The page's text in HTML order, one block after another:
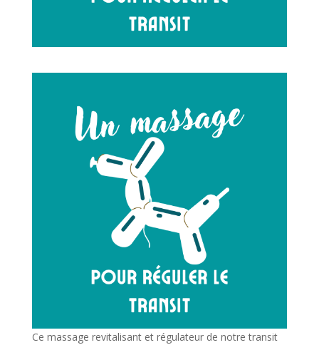
Ce massage revitalisant et régulateur de notre transit